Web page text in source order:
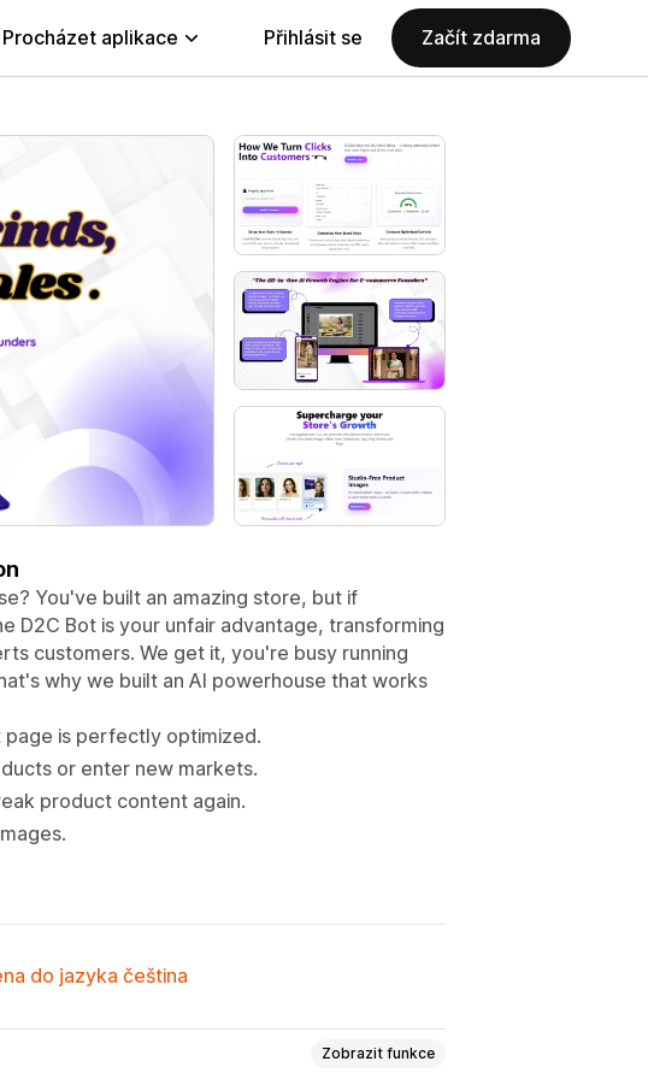
Procházet aplikace Přihlásit se Začít zdarma
You've built an amazing store, but if
D2C Bot is your unfair advantage, transforming
customers. We get it, you're busy running
why we built an AI powerhouse that works
is perfectly optimized.
or enter new markets.
product content again.
do jazyka čeština
Zobrazit funkce